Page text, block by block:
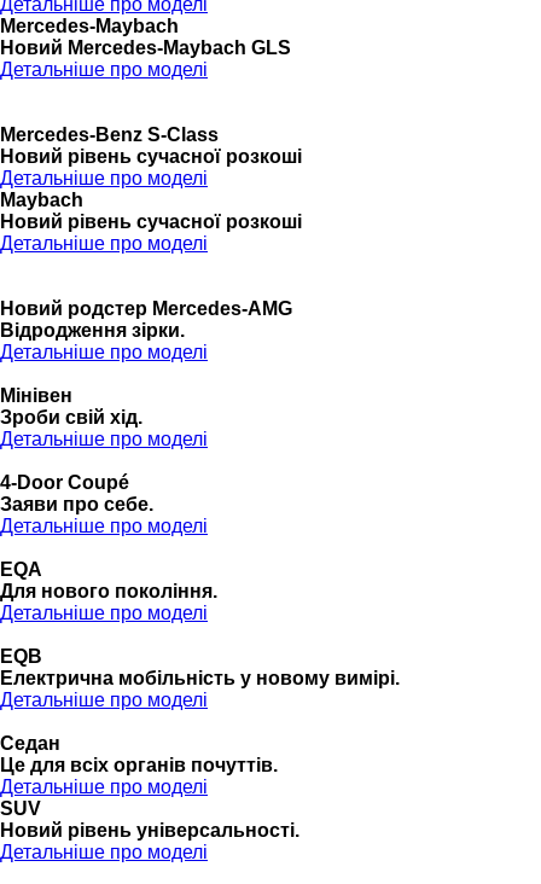
Детальніше про моделі
Mercedes-Maybach
Новий Mercedes-Maybach GLS
Детальніше про моделі
Mercedes-Benz S-Class
Новий рівень сучасної розкоші
Детальніше про моделі
Maybach
Новий рівень сучасної розкоші
Детальніше про моделі
Новий родстер Mercedes-AMG
Відродження зірки.
Детальніше про моделі
Мінівен
Зроби свій хід.
Детальніше про моделі
4-Door Coupé
Заяви про себе.
Детальніше про моделі
EQA
Для нового покоління.
Детальніше про моделі
EQB
Електрична мобільність у новому вимірі.
Детальніше про моделі
Седан
Це для всіх органів почуттів.
Детальніше про моделі
SUV
Новий рівень універсальності.
Детальніше про моделі